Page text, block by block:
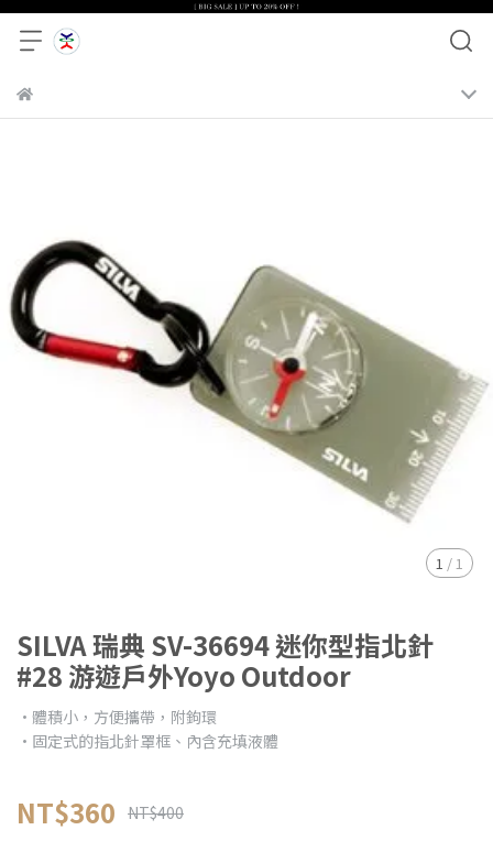
1 /1
SILVA 瑞典 SV-36694 迷你型指北針
#28 游遊戶外Yoyo Outdoor
•體積小，方便攜帶，附鉤環
•固定式的指北針罩框、內含充填液體
NT$360 NT$400